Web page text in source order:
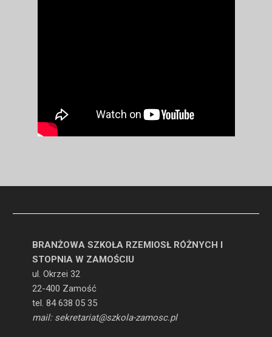
BRANŻOWA SZKOŁA RZEMIOSŁ RÓŻNYCH I
STOPNIA W ZAMOŚCIU
ul. Okrzei 32
22-400 Zamość
tel. 84 638 05 35
mail: sekretariat@szkola-zamosc.pl